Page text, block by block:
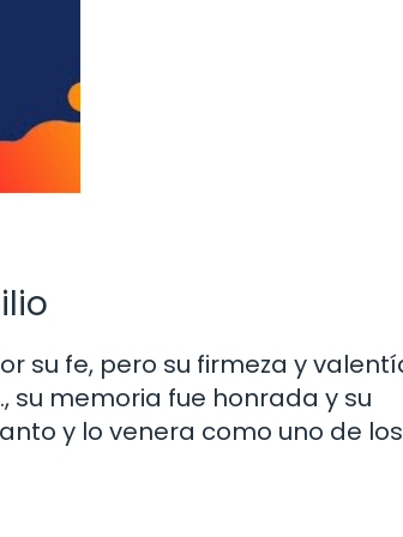
su fe, pero su firmeza y
su memoria fue honrada y su
y lo venera como uno de los